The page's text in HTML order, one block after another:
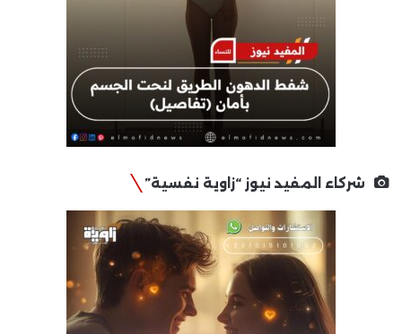
شركاء المفيد نيوز “زاوية نفسية”